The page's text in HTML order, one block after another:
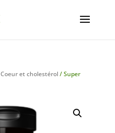
Coeur et cholestérol/ Super